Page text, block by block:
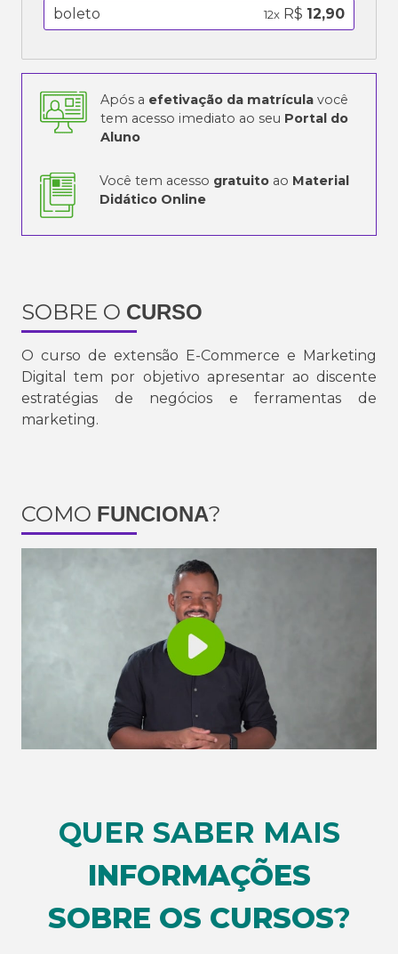
boleto 12x R$ 12,90
Após a efetivação da matrícula você
tem acesso imediato ao seu Portal do
Aluno
Você tem acesso gratuito ao Material
Didático Online
SOBRE O CURSO
O curso de extensão E-Commerce e Marketing
Digital tem por objetivo apresentar ao discente
estratégias de negócios e ferramentas de
marketing.
COMO FUNCIONA?
QUER SABER MAIS
INFORMAÇÕES
SOBRE OS CURSOS?